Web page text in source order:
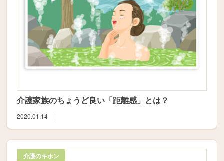
介護家族のちょうど良い「距離感」とは？
2020.01.14
介護のキホン